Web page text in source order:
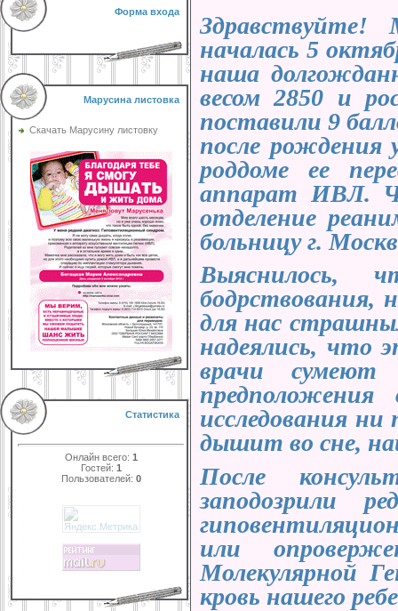
Форма входа
Марусина листовка
Скачать Марусину листовку
Статистика
Онлайн всего: 1
Гостей: 1
Пользователей: 0
началась 5
наша
весом 2850 и
поставили 9
после рождения
роддоме ее
аппарат ИВЛ.
отделение
больницу г.
бодрствования,
для нас
надеялись, что
врачи
исследования
дышит во сне,
После
заподозрили
или
Молекулярной
кровь нашего